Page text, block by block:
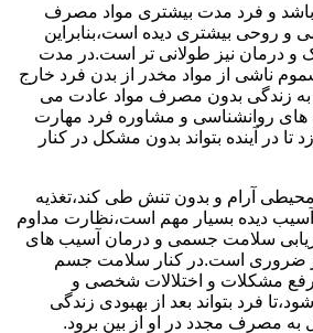
و فرد مدت بیشتری مواد مصرف
روحی بیشتری دیده است،بنابراین
و درمان نیز طولانی تر است.در مدت
ناشی از مواد مخدر از بدن فرد خارج
به زندگی بدون مصرف مواد عادت می
های روانشناسی و مشاوره فرد مهارت
تا در آینده بتواند بدون مشکل در کنار
محیطی آرام و بدون تنش طی کند،تغذیه
دیده بسیار مهم است،نظارت مداوم
سلامت جسمی و درمان آسیب های
ضروری است.در کنار سلامت جسم
مشکلات و اختلالات شخصی و
فرد بتواند بعد از بهبودی زندگی
به مصرف مجدد در او از بین برود.